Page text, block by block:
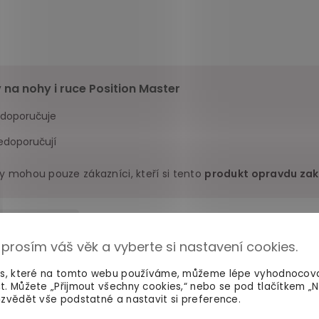
váš věk a vyberte si nastavení cookies.
které na tomto webu používáme, můžeme lépe
Můžete „Přijmout všechny cookies,“ nebo se pod tlačítkem
vše podstatné a nastavit si preference.
nohy i ruce Position Master
mohou pouze zákazníci, kteří si tento produkt opravdu
zintenzivnil potěšení z milování, tak mu ho po našem
naprosto znehybněná a muž je pánem celé situace.
doma všichni naopak - Muhehe! Krásně dovolí se s